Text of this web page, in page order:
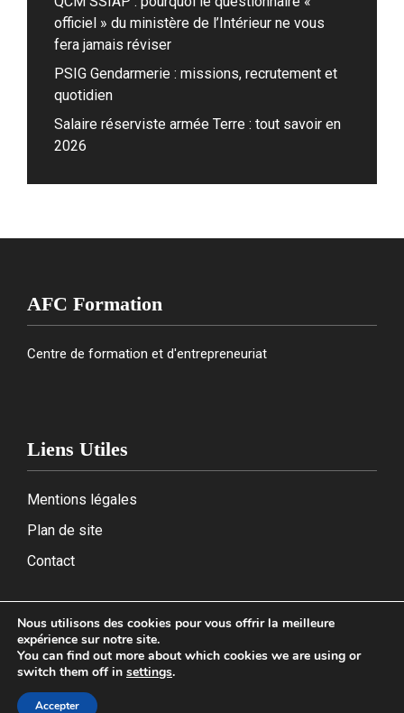
officiel » du ministère de l’Intérieur ne vous
fera jamais réviser
PSIG Gendarmerie : missions, recrutement et
quotidien
Salaire réserviste armée Terre : tout savoir en
2026
AFC Formation
Centre de formation et d'entrepreneuriat
Liens Utiles
Mentions légales
Plan de site
Contact
2026
Nous utilisons des cookies pour vous offrir la meilleure
expérience sur notre site.
You can find out more about which cookies we are using or
switch them off in settings.
Accepter